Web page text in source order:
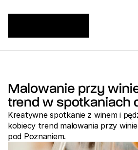
Malowanie przy
trend w spotkaniach
Kreatywne spotkanie z winem i
kobiecy trend malowania przy
pod Poznaniem.